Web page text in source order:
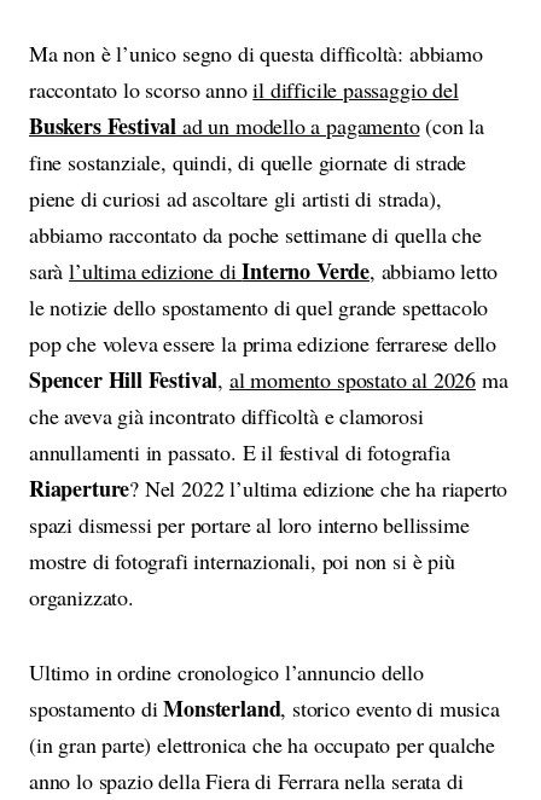
Ma non è l’unico segno di questa difficoltà: abbiamo
raccontato lo scorso annoil difficile passaggio del
Buskers Festival ad un modello a pagamento(con la
fine sostanziale, quindi, di quelle giornate di strade
piene di curiosi ad ascoltare gli artisti di strada),
abbiamo raccontato da poche settimane di quella che
saràl’ultima edizione diInterno Verde, abbiamo letto
le notizie dello spostamento di quel grande spettacolo
pop che voleva essere la prima edizione ferrarese dello
Spencer Hill Festival, al momento spostato al 2026 ma
che aveva già incontrato difficoltà e clamorosi
annullamenti in passato. E il festival di fotografia
Riaperture? Nel 2022 l’ultima edizione che ha riaperto
spazi dismessi per portare al loro interno bellissime
mostre di fotografi internazionali, poi non si è più
organizzato.
Ultimo in ordine cronologico l’annuncio dello
spostamento diMonsterland, storico evento di musica
(in gran parte) elettronica che ha occupato per qualche
anno lo spazio della Fiera di Ferrara nella serata di